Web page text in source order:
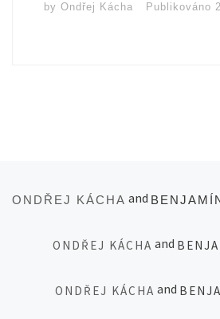
by Ondřej Kácha Publikováno
Posts navigation
ONDŘEJ KÁCHA and
ONDŘEJ KÁCHA and
ONDŘEJ KÁCHA and